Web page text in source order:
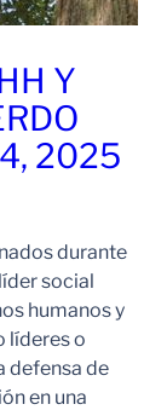
Y
2025
durante
social
humanos y
líderes o
defensa de
en una